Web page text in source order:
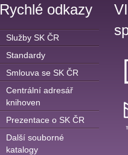
Rychlé odkazy
Služby SK ČR
Standardy
Smlouva se SK ČR
Centrální adresář
knihoven
Prezentace o SK ČR
Další souborné
katalogy